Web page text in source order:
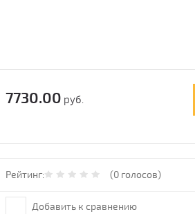
7730.00 руб.
Рейтинг: (0 голосов)
Добавить к сравнению